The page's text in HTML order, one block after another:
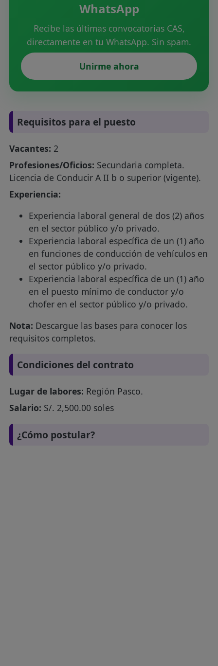
WhatsApp
Recibe las últimas convocatorias CAS,
directamente en tu WhatsApp. Sin spam.
Unirme ahora
Requisitos para el puesto
Vacantes: 2
Profesiones/Oficios: Secundaria completa.
Licencia de Conducir A II b o superior (vigente).
Experiencia:
Experiencia laboral general de dos (2) años
en el sector público y/o privado.
Experiencia laboral específica de un (1) año
en funciones de conducción de vehículos en
el sector público y/o privado.
Experiencia laboral específica de un (1) año
en el puesto mínimo de conductor y/o
chofer en el sector público y/o privado.
Nota: Descargue las bases para conocer los
requisitos completos.
Condiciones del contrato
Lugar de labores: Región Pasco.
Salario: S/. 2,500.00 soles
¿Cómo postular?